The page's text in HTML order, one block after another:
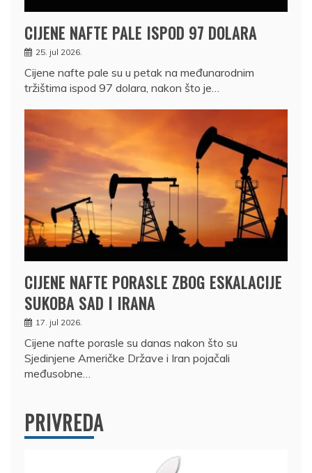
CIJENE NAFTE PALE ISPOD 97 DOLARA
25. jul 2026.
Cijene nafte pale su u petak na međunarodnim
tržištima ispod 97 dolara, nakon što je…
CIJENE NAFTE PORASLE ZBOG ESKALACIJE
SUKOBA SAD I IRANA
17. jul 2026.
Cijene nafte porasle su danas nakon što su
Sjedinjene Američke Države i Iran pojačali
međusobne…
PRIVREDA